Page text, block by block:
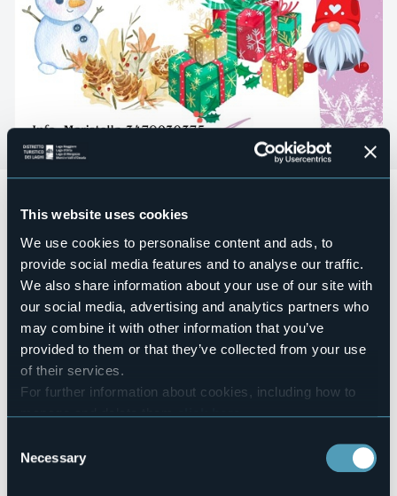
This website uses cookies
We use cookies to personalise content and ads, to
provide social media features and to analyse our traffic.
We also share information about your use of our site with
our social media, advertising and analytics partners who
may combine it with other information that you’ve
provided to them or that they’ve collected from your use
of their services.
For further information about cookies, including how to
manage and delete themclick here.
Selection
Necessary
17.00 (orario continuato)sopra l'ufficio postale la
nelle seguenti date :
- sabato 2 e domenica 3 dicembre
- venerdì 8, sabato 9 e domenica 10 dicembre
- sabato 16 e domenica 17 dicembre
Per informazioni: vedi contatti sottoindicati.
Event organizer
Gruppo "Mateon ad l'Arcon"
Telephone
+39 347 9030375 (Maristella)